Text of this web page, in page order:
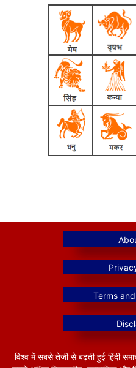
विश्व में सबसे तेजी से बढ़ती हुई हिंदी